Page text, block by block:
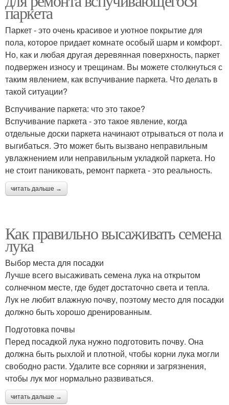
паркета
Паркет - это очень красивое и уютное покрытие для
пола, которое придает комнате особый шарм и комфорт.
Но, как и любая другая деревянная поверхность, паркет
подвержен износу и трещинам. Вы можете столкнуться с
таким явлением, как вспучивание паркета. Что делать в
такой ситуации?
Вспучивание паркета: что это такое?
Вспучивание паркета - это такое явление, когда
отдельные доски паркета начинают отрываться от пола и
выгибаться. Это может быть вызвано неправильным
увлажнением или неправильным укладкой паркета. Но
не стоит паниковать, ремонт паркета - это реальность.
читать дальше →
Как правильно высаживать семена
лука
Выбор места для посадки
Лучше всего высаживать семена лука на открытом
солнечном месте, где будет достаточно света и тепла.
Лук не любит влажную почву, поэтому место для посадки
должно быть хорошо дренированным.
Подготовка почвы
Перед посадкой лука нужно подготовить почву. Она
должна быть рыхлой и плотной, чтобы корни лука могли
свободно расти. Удалите все сорняки и загрязнения,
чтобы лук мог нормально развиваться.
читать дальше →